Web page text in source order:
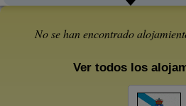
No se han encontrado
Ver todos los